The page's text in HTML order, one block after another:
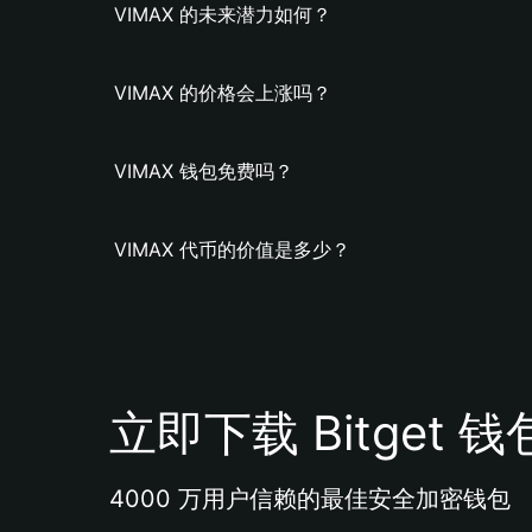
VIMAX 的未来潜力如何？
VIMAX 的价格会上涨吗？
VIMAX 钱包免费吗？
VIMAX 代币的价值是多少？
立即下载 Bitget 钱
4000 万用户信赖的最佳安全加密钱包